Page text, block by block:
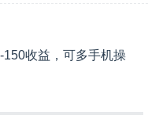
收益，可多手机操